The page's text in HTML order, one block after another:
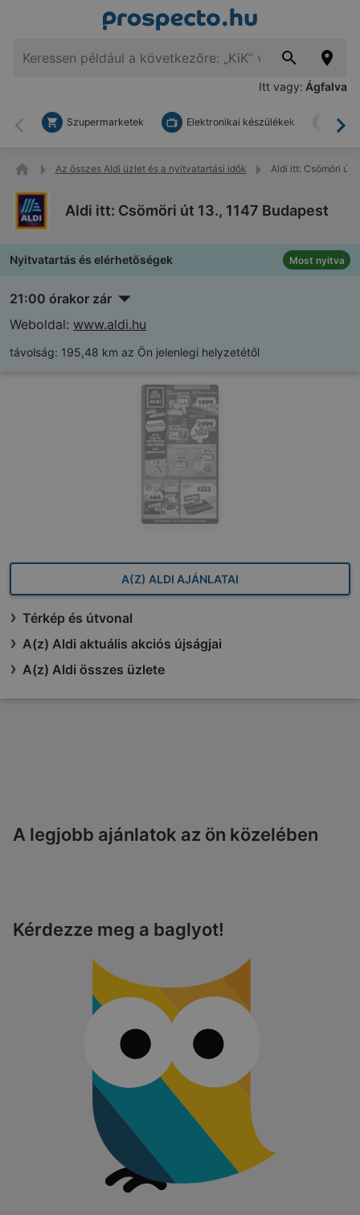
Itt vagy: Ágfalva
Vissza
Szupermarketek Elektronikai készülékek
Az összes Aldi üzlet és a nyitvatartási idők Aldi itt: Csömöri út
Aldi itt: Csömöri út 13., 1147 Budapest
Nyitvatartás és elérhetőségek Most nyitva
21:00 órakor zár
Weboldal: www.aldi.hu
távolság: 195,48 km az Ön jelenlegi helyzetétől
A(Z) ALDI AJÁNLATAI
Térkép és útvonal
A(z) Aldi aktuális akciós újságjai
A(z) Aldi összes üzlete
A legjobb ajánlatok az ön közelében
Kérdezze meg a baglyot!